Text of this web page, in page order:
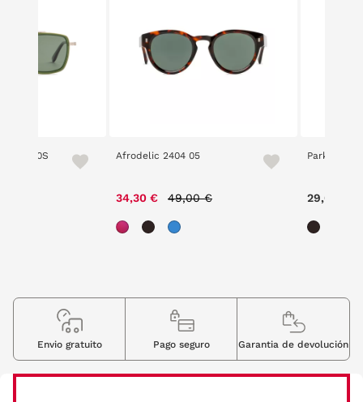
2421 10S Afrodelic 2404 05
34,30 € 49,00 €
Parkour
29,00 €
Envio gratuito Pago seguro Garantia de devolución